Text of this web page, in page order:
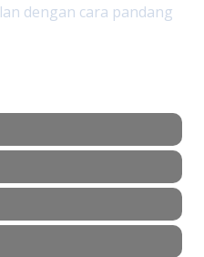
dengan cara pandang